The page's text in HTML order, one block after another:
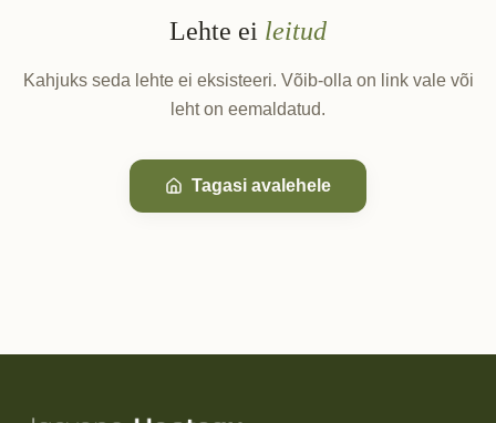
Lehte ei leitud
Kahjuks seda lehte ei eksisteeri. Võib-olla on link vale või
leht on eemaldatud.
Tagasi avalehele